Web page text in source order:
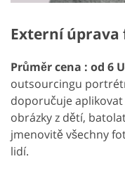
Externí
Průměr cena : od 6
outsourcingu
doporučuje
obrázky z dětí,
jmenovitě všechny
lidí.